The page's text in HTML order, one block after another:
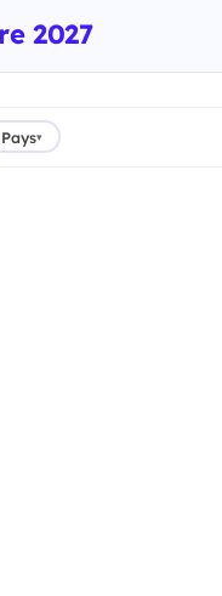
2027
Pays▾